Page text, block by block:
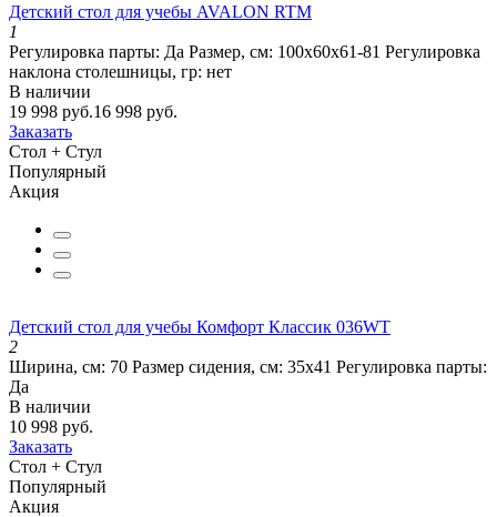
Детский стол для учебы AVALON RTM
1
Регулировка парты: Да Размер, см: 100х60х61-81 Регулировка
наклона столешницы, гр: нет
В наличии
19 998 руб.16 998 руб.
Заказать
Стол + Стул
Популярный
Акция
Детский стол для учебы Комфорт Классик 036WT
2
Ширина, см: 70 Размер сидения, см: 35х41 Регулировка парты:
Да
В наличии
10 998 руб.
Заказать
Стол + Стул
Популярный
Акция